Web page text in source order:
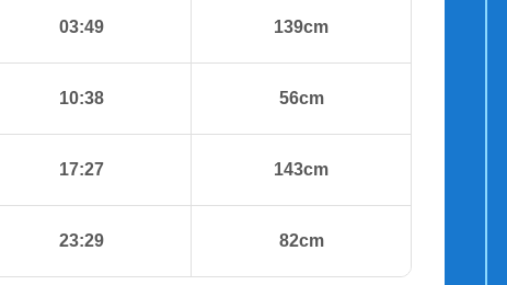
03:49 139cm
10:38 56cm
17:27 143cm
23:29 82cm